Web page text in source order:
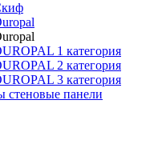
1 категория
2 категория
3 категория
стеновые панели